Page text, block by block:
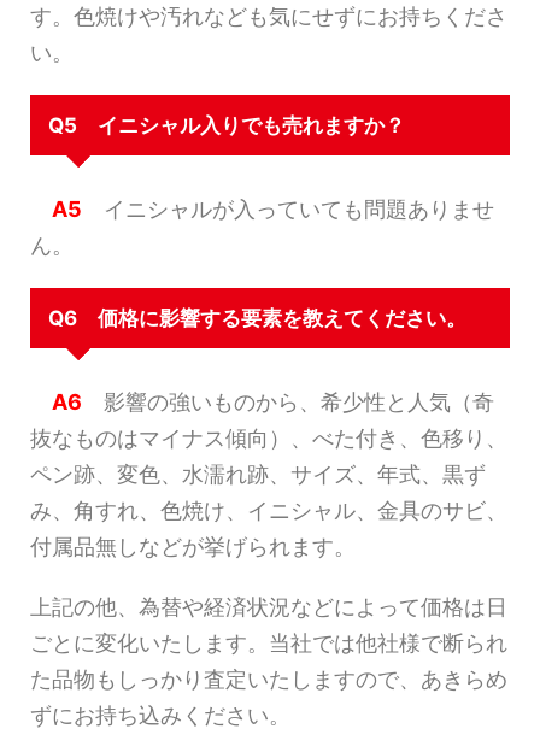
す。色焼けや汚れなども気にせずにお持ちくださ
い。
Q5 イニシャル入りでも売れますか？
A5 イニシャルが入っていても問題ありませ
ん。
Q6 価格に影響する要素を教えてください。
A6 影響の強いものから、希少性と人気（奇
抜なものはマイナス傾向）、べた付き、色移り、
ペン跡、変色、水濡れ跡、サイズ、年式、黒ず
み、角すれ、色焼け、イニシャル、金具のサビ、
付属品無しなどが挙げられます。
上記の他、為替や経済状況などによって価格は日
ごとに変化いたします。当社では他社様で断られ
た品物もしっかり査定いたしますので、あきらめ
ずにお持ち込みください。